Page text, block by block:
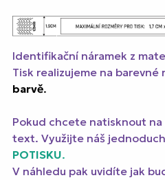
Identifikační náramek z
Tisk realizujeme na barevné
barvě.
Pokud chcete natisknout
text. Využijte náš
POTISKU.
V náhledu pak uvidíte jak